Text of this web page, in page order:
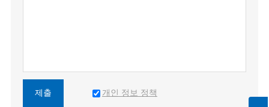
제출 개인 정보 정책